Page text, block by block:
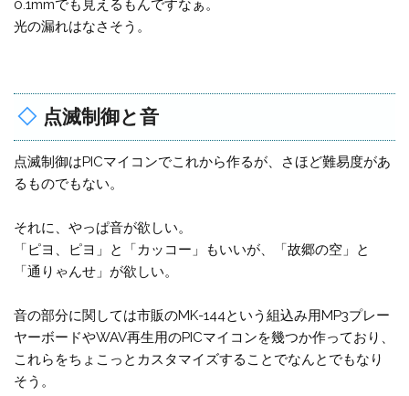
0.1mmでも見えるもんですなぁ。
光の漏れはなさそう。
点滅制御と音
点滅制御はPICマイコンでこれから作るが、さほど難易度があ
るものでもない。
それに、やっぱ音が欲しい。
「ピヨ、ピヨ」と「カッコー」もいいが、「故郷の空」と
「通りゃんせ」が欲しい。
音の部分に関しては市販のMK-144という組込み用MP3プレー
ヤーボードやWAV再生用のPICマイコンを幾つか作っており、
これらをちょこっとカスタマイズすることでなんとでもなり
そう。